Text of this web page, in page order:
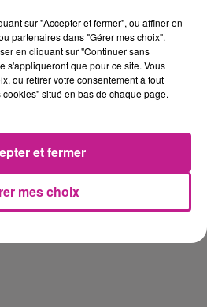
d'équipe du lundi au vendredi.
11.52€/H brut + prime d'équipe
+ indemnité de repas.
d'une première expérience
et/ou contrôle qualité.
vous êtes consciencieux et
sur "Accepter et fermer", ou affiner en
partenaires dans "Gérer mes choix".
en cliquant sur "Continuer sans
s'appliqueront que pour ce site. Vous
ou retirer votre consentement à tout
situé en bas de chaque page.
mes choix
et fermer